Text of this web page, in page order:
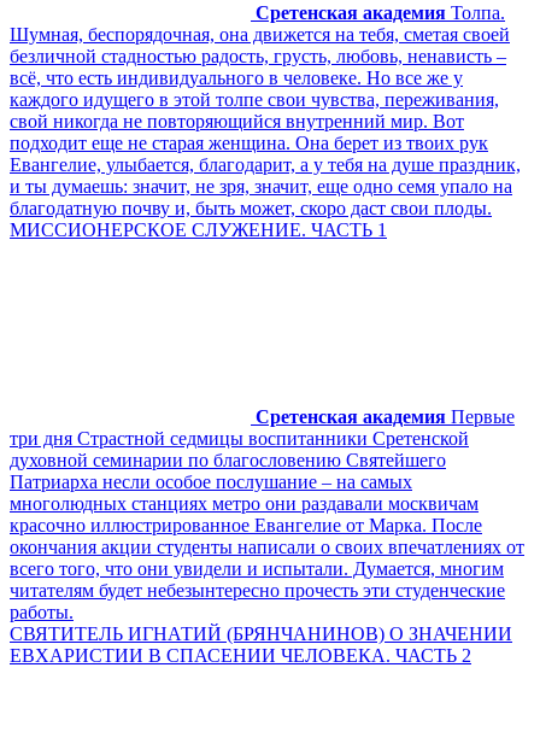
Сретенская академия Толпа.
Шумная, беспорядочная, она движется на тебя, сметая своей
безличной стадностью радость, грусть, любовь, ненависть –
всё, что есть индивидуального в человеке. Но все же у
каждого идущего в этой толпе свои чувства, переживания,
свой никогда не повторяющийся внутренний мир. Вот
подходит еще не старая женщина. Она берет из твоих рук
Евангелие, улыбается, благодарит, а у тебя на душе праздник,
и ты думаешь: значит, не зря, значит, еще одно семя упало на
благодатную почву и, быть может, скоро даст свои плоды.
МИССИОНЕРСКОЕ СЛУЖЕНИЕ. ЧАСТЬ 1
Сретенская академия Первые
три дня Страстной седмицы воспитанники Сретенской
духовной семинарии по благословению Святейшего
Патриарха несли особое послушание – на самых
многолюдных станциях метро они раздавали москвичам
красочно иллюстрированное Евангелие от Марка. После
окончания акции студенты написали о своих впечатлениях от
всего того, что они увидели и испытали. Думается, многим
читателям будет небезынтересно прочесть эти студенческие
работы.
СВЯТИТЕЛЬ ИГНАТИЙ (БРЯНЧАНИНОВ) О ЗНАЧЕНИИ
ЕВХАРИСТИИ В СПАСЕНИИ ЧЕЛОВЕКА. ЧАСТЬ 2